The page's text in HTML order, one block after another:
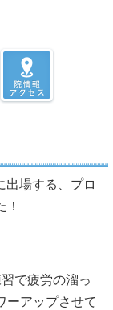
出場する、プロ
で疲労の溜っ
ーアップさせて